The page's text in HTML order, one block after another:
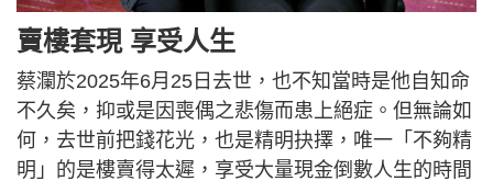
賣樓套現 享受人生
蔡瀾於2025年6月25日去世，也不知當時是他自知命
不久矣，抑或是因喪偶之悲傷而患上絕症。但無論如
何，去世前把錢花光，也是精明抉擇，唯一「不夠精
明」的是樓賣得太遲，享受大量現金倒數人生的時間